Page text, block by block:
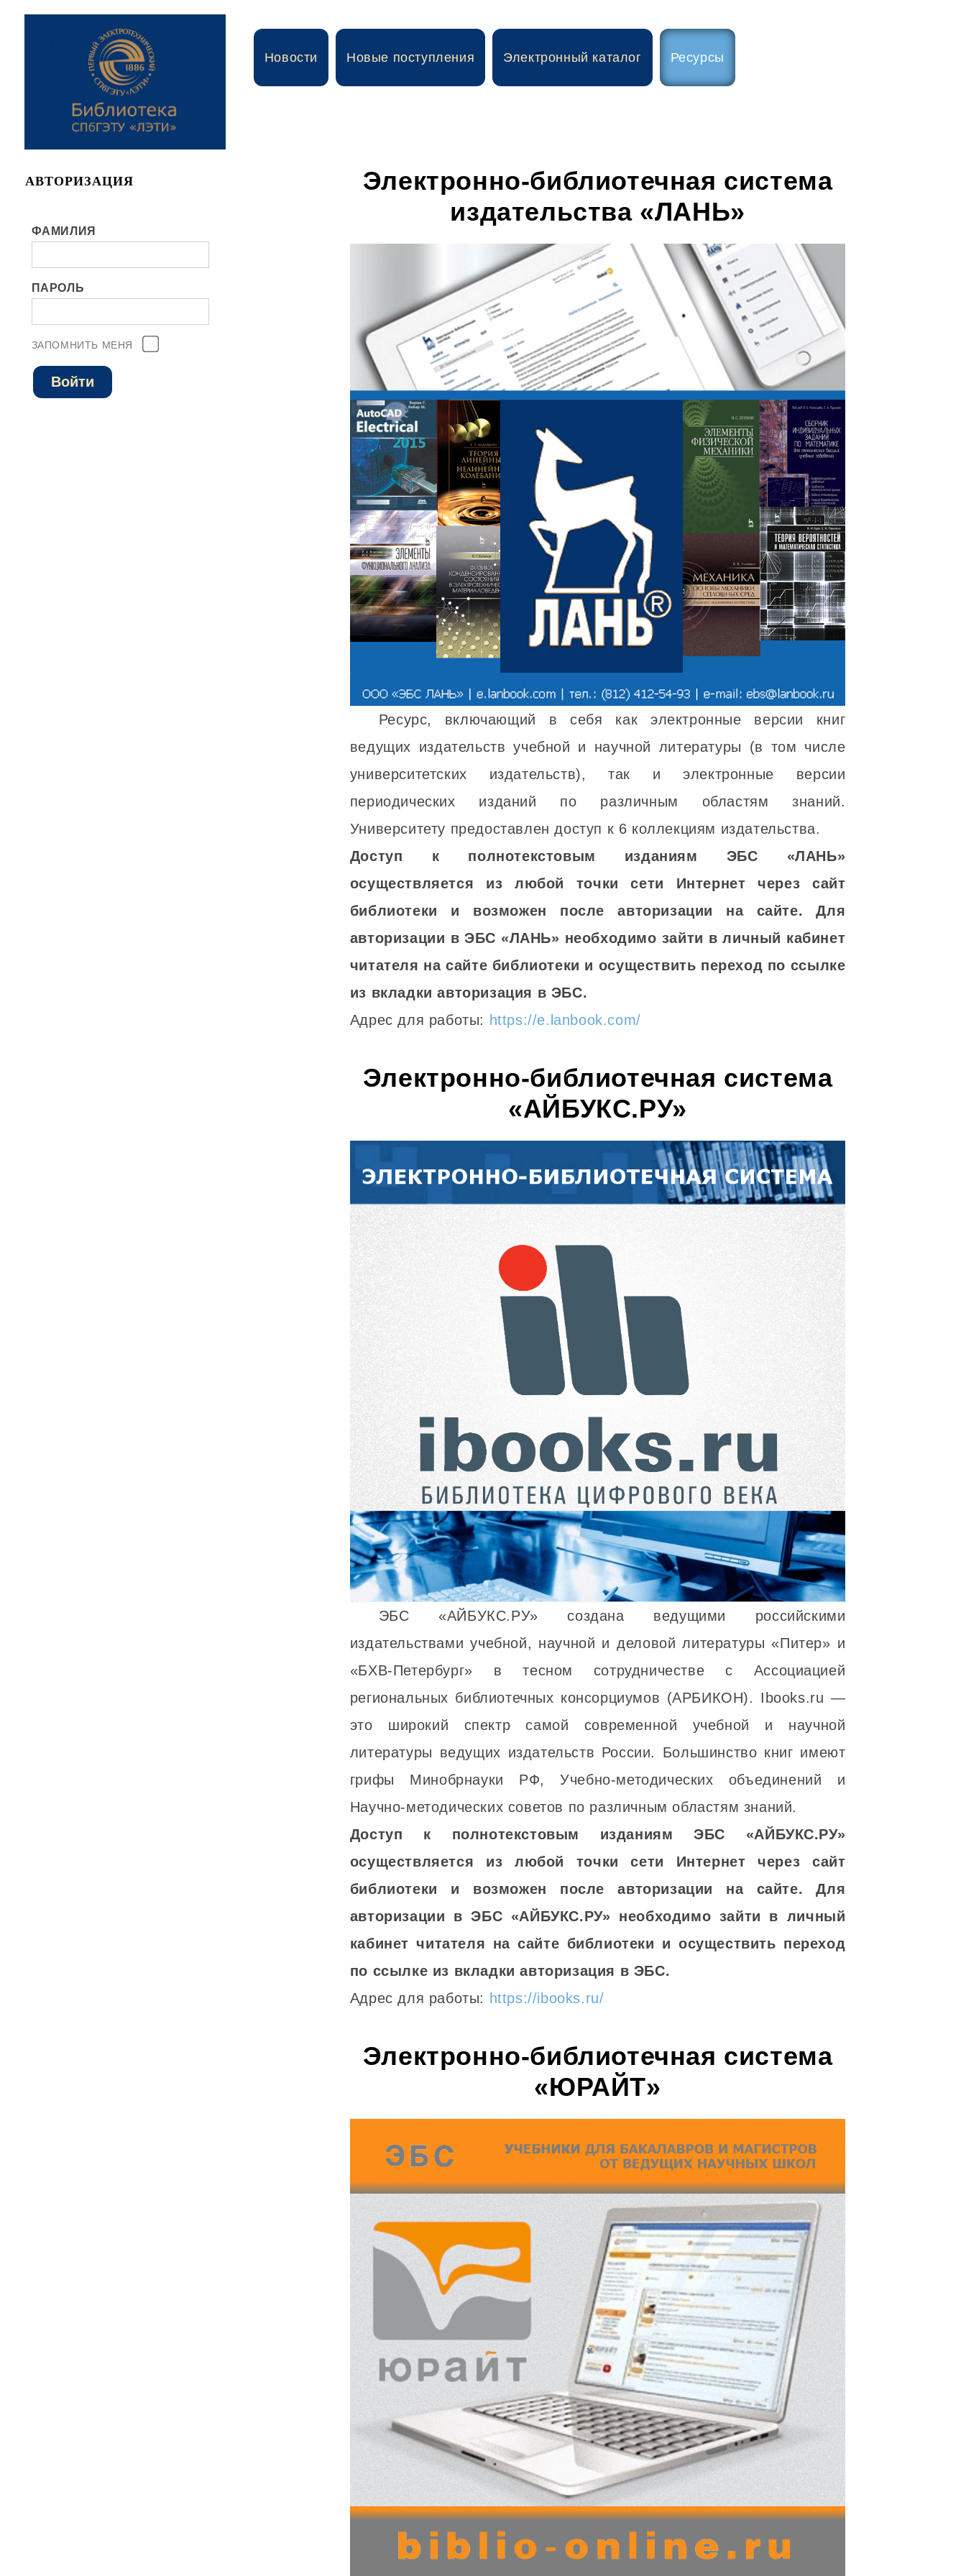
АВТОРИЗАЦИЯ
ФАМИЛИЯ
ПАРОЛЬ
ЗАПОМНИТЬ МЕНЯ
Новости Новые поступления Электронный каталог Ресурсы
Электронно-библиотечная система
издательства «ЛАНЬ»
Ресурс, включающий в себя как электронные версии книг
ведущих издательств учебной и научной литературы (в том числе
университетских издательств), так и электронные версии
периодических изданий по различным областям знаний.
Университету предоставлен доступ к 6 коллекциям издательства.
Доступ к полнотекстовым изданиям ЭБС «ЛАНЬ»
осуществляется из любой точки сети Интернет через сайт
библиотеки и возможен после авторизации на сайте. Для
авторизации в ЭБС «ЛАНЬ» необходимо зайти в личный кабинет
читателя на сайте библиотеки и осуществить переход по ссылке
из вкладки авторизация в ЭБС.
Адрес для работы: https://e.lanbook.com/
Электронно-библиотечная система
«АЙБУКС.РУ»
ЭБС «АЙБУКС.РУ» создана ведущими российскими
издательствами учебной, научной и деловой литературы «Питер» и
«БХВ-Петербург» в тесном сотрудничестве с Ассоциацией
региональных библиотечных консорциумов (АРБИКОН). Ibooks.ru —
это широкий спектр самой современной учебной и научной
литературы ведущих издательств России. Большинство книг имеют
грифы Минобрнауки РФ, Учебно-методических объединений и
Научно-методических советов по различным областям знаний.
Доступ к полнотекстовым изданиям ЭБС «АЙБУКС.РУ»
осуществляется из любой точки сети Интернет через сайт
библиотеки и возможен после авторизации на сайте. Для
авторизации в ЭБС «АЙБУКС.РУ» необходимо зайти в личный
кабинет читателя на сайте библиотеки и осуществить переход
по ссылке из вкладки авторизация в ЭБС.
Адрес для работы: https://ibooks.ru/
Электронно-библиотечная система
«ЮРАЙТ»